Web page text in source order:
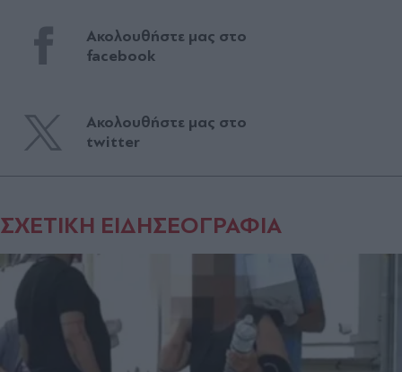
Ακολουθήστε μας στο
facebook
Ακολουθήστε μας στο
twitter
ΣΧΕΤΙΚΗ ΕΙΔΗΣΕΟΓΡΑΦΙΑ